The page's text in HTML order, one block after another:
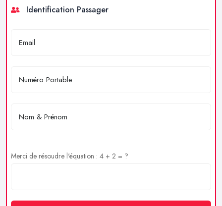
Identification Passager
Merci de résoudre l'équation : 4 + 2 = ?